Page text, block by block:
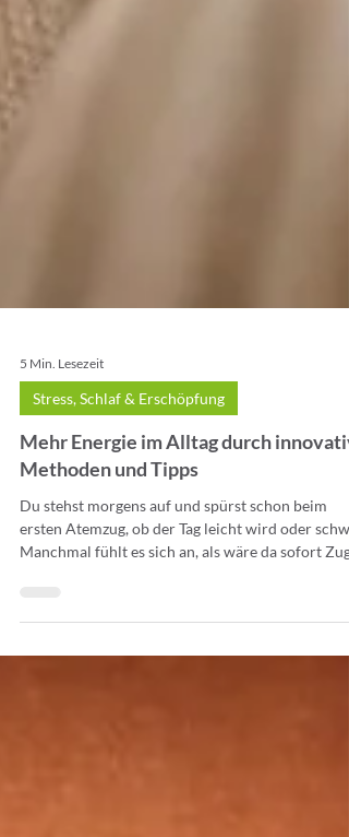
5 Min. Lesezeit
Stress, Schlaf & Erschöpfung
Mehr Energie im Alltag durch
Methoden und Tipps
Du stehst morgens auf und spürst schon beim
ersten Atemzug, ob der Tag leicht wird oder
länger. Mehr Energie im Alltag ist kein fernes